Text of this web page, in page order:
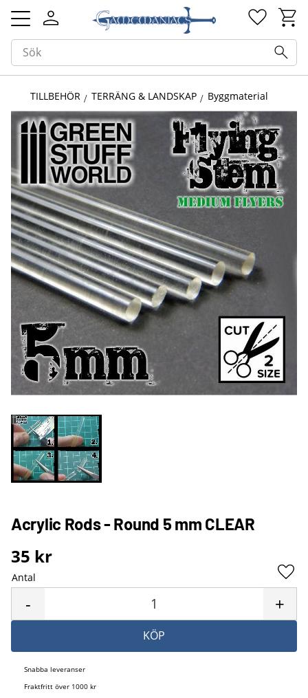
Meny
TILLBEHÖR TERRÄNG & LANDSKAP Byggmaterial
Acrylic Rods - Round 5 mm CLEAR
35 kr
Antal
+
-
KÖP
Snabba leveranser
Fraktfritt över 1000 kr